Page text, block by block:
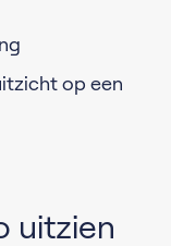
op een
uitzien